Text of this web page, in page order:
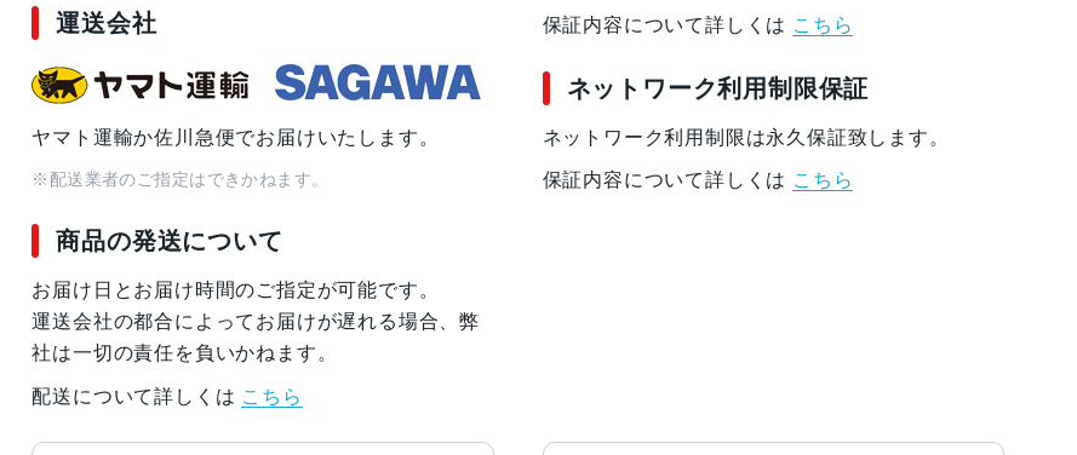
発売日 2024年10月16日
運送会社
ヤマト運輸か佐川急便でお届けいたします。
※配送業者のご指定はできかねます。
商品の発送について
お届け日とお届け時間のご指定が可能です。
運送会社の都合によってお届けが遅れる場合、弊
社は一切の責任を負いかねます。
配送について詳しくは こちら
保証内容について詳しくは こちら
ネットワーク利用制限保証
ネットワーク利用制限は永久保証致します。
保証内容について詳しくは こちら